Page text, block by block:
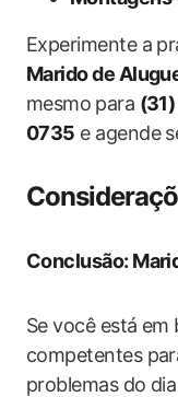
Experimente a
Marido de
mesmo ⁣para
0735 e agende
Conclusão:
Se você está em
competentes
problemas do